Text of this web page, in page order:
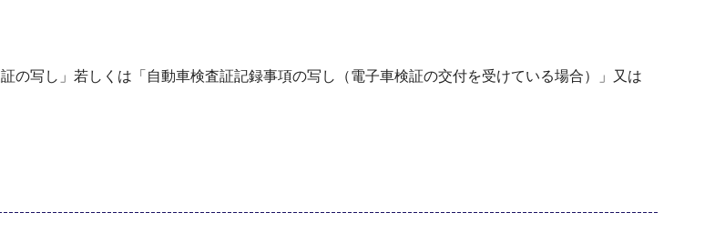
の写し」若しくは「自動車検査証記録事項の写し（電子車検証の交付を受けている場合）」又は